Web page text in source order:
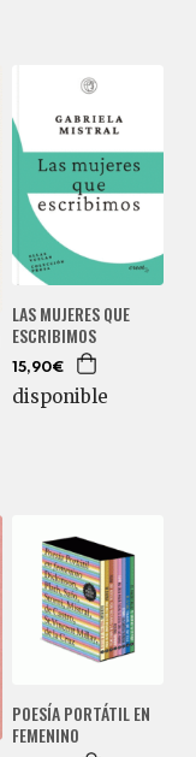
LAS MUJERES QUE
ESCRIBIMOS
15,90€
disponible
POESÍA PORTÁTIL EN
FEMENINO